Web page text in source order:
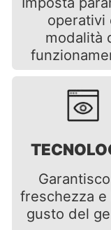
operativi
modalità
freschezza e
gusto del